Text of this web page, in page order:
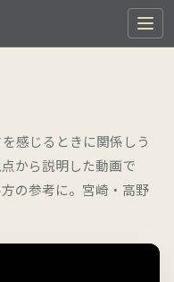
感じるときに関係しう
から説明した動画で
の参考に。宮崎・高野